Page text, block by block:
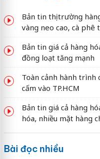
Bản tin thị trường
vàng neo cao, cà phê
Bản tin giá cả hàng
đồng loạt tăng mạnh
Toàn cảnh hành trình
cấm vào TP.HCM
Bản tin giá cả hàng
hóa, nhiều mặt hàng
Bài đọc nhiều